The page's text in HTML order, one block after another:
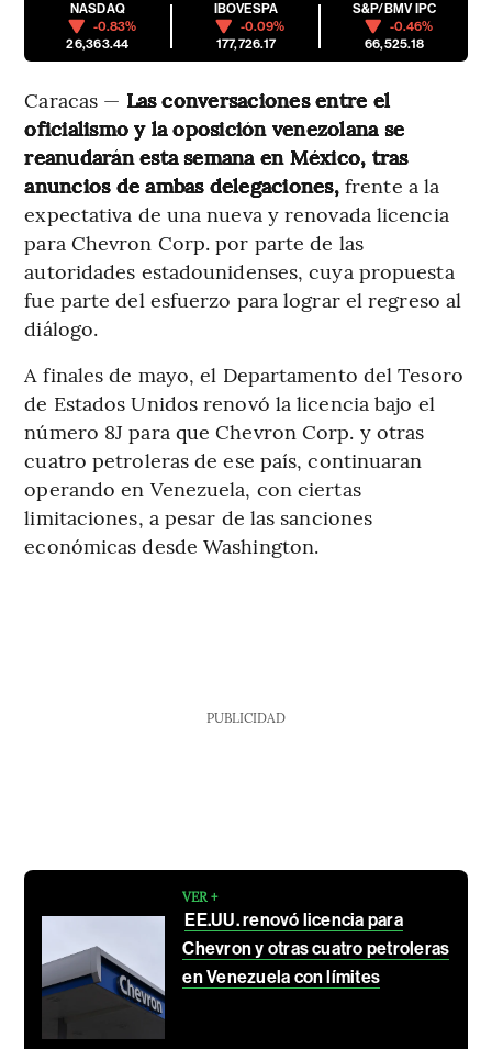
NASDAQ
-0.83%
26,363.44
IBOVESPA
-0.09%
177,726.17
S&P/BMV IPC
-0.46%
66,525.18
Caracas — Las conversaciones entre el
oficialismo y la oposición venezolana se
reanudarán esta semana en México, tras
anuncios de ambas delegaciones,frente a la
expectativa de una nueva y renovada licencia
para Chevron Corp. por parte de las
autoridades estadounidenses, cuya propuesta
fue parte del esfuerzo para lograr el regreso al
diálogo.
A finales de mayo, el Departamento del Tesoro
de Estados Unidos renovó la licencia bajo el
número 8J para que Chevron Corp. y otras
cuatro petroleras de ese país, continuaran
operando en Venezuela, con ciertas
limitaciones, a pesar de las sanciones
económicas desde Washington.
PUBLICIDAD
VER +
EE.UU. renovó licencia para
Chevron y otras cuatro petroleras
en Venezuela con límites